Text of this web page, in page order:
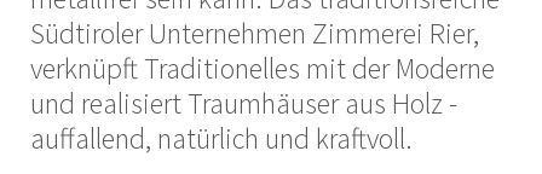
Südtiroler Unternehmen Zimmerei Rier,
verknüpft Traditionelles mit der Moderne
und realisiert Traumhäuser aus Holz -
auffallend, natürlich und kraftvoll.